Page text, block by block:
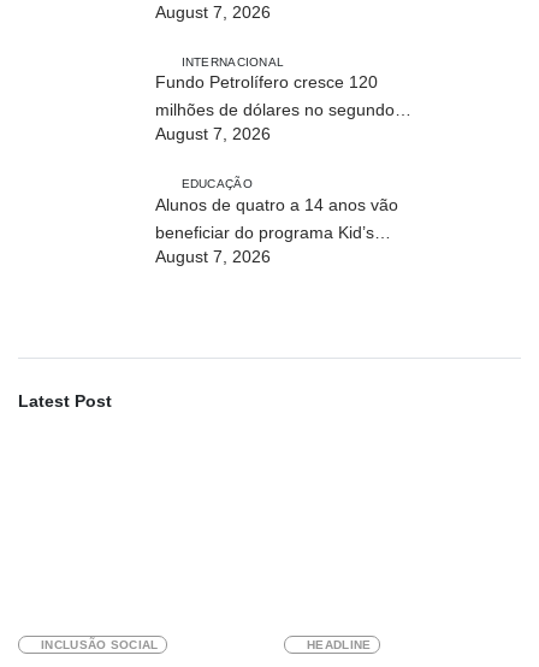
Crossborder Fest 2026
August 7, 2026
INTERNACIONAL
Fundo Petrolífero cresce 120
milhões de dólares no segundo
trimestre
August 7, 2026
EDUCAÇÃO
Alunos de quatro a 14 anos vão
beneficiar do programa Kid’s
Athletics
August 7, 2026
Latest Post
INCLUSÃO SOCIAL HEADLINE